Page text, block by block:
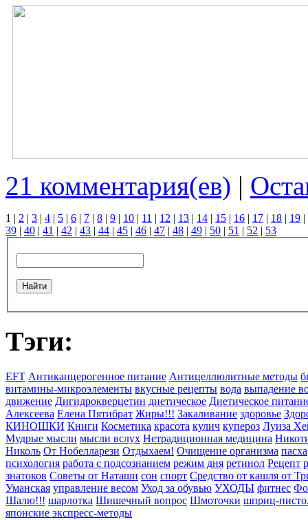
21 комментария(ев) |
1 | 2 | 3 | 4 | 5 | 6 | 7 | 8 | 9 | 10 | 11 | 12 | 13 | 14 | 15 | 16 | 17 | 18 | 19 |
39 | 40 | 41 | 42 | 43 | 44 | 45 | 46 | 47 | 48 | 49 | 50 | 51 | 52 | 53
Тэги:
EFT Антиканцерогенное питание Антицеллюлитные методы
витамины-микроэлементы вкусные рецепты вода выпадение
движение Дигидрокверцетин диетическое Диетическое
Алексеева Елена Пятибрат Жиры!!! Закаливание здоровье
КИНОШКИ Книги Косметика красота кулич купероз Луиза
Мудрые мысли мысли вслух Нетрадиционная медицина
Николь От Нобелларези Отдыхаем! Очищение организма пасха
психология работа с подсознанием режим дня ретинол Рецепт
знатоков Советы от Наташи сон спорт Средство от кашля от
Уманская управление весом Уход за обувью УХОДЫ фитнес
Шалю!!! шарлотка Шишечный вопрос Шмоточки шприц-
японские экспресс-методы